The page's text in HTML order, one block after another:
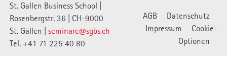
St. Gallen Business School |
Rosenbergstr. 36 | CH-9000
St. Gallen | seminare@sgbs.ch
Tel. +41 71 225 40 80
AGB
Datenschutz
Impressum
Cookie-
Optionen